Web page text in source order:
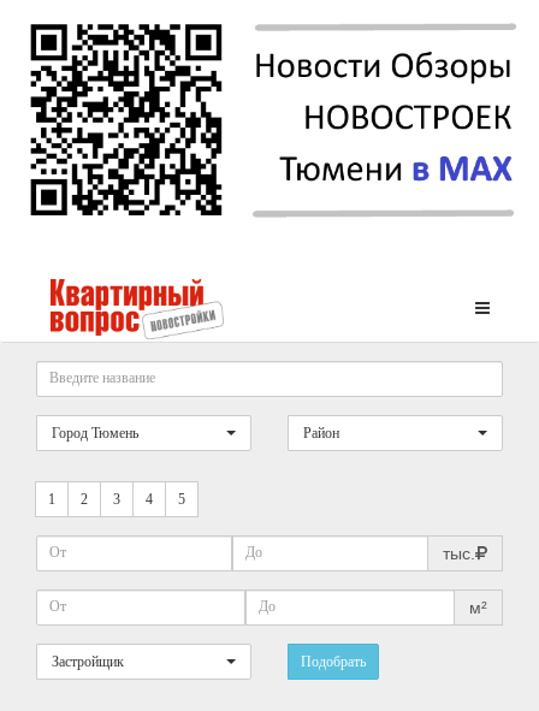
Город Тюмень Район
1 2 3 4 5
тыс.
м²
Застройщик Подобрать